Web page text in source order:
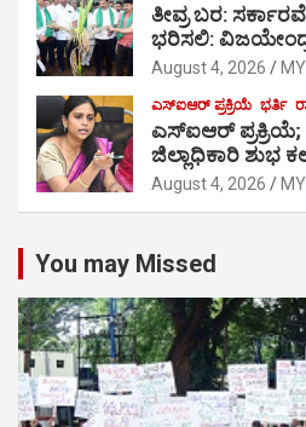
ತೀವ್ರ ಬರ:
ಭರಿಸಲಿ:
August 4, 2026
ಎಸ್‍ಐಆರ್ ಪ್ರಕ್ರಿಯೆ ಭರ್ತಿ
ಎಸ್‍ಐಆರ್ ಪ್ರಕ್ರಿಯೆ;
ಜಿಲ್ಲಾಧಿಕಾರಿ ಶುಭ
August 4, 2026
You may Missed